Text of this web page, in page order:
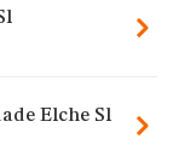
Elche Sl